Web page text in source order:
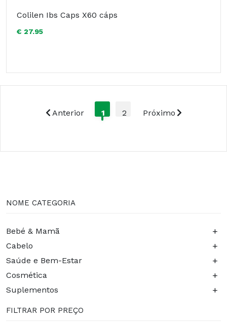
Colilen Ibs Caps X60 cáps
€ 27.95
Anterior 1 2 Próximo
NOME CATEGORIA
Bebé & Mamã +
Cabelo +
Saúde e Bem-Estar +
Cosmética +
Suplementos +
FILTRAR POR PREÇO